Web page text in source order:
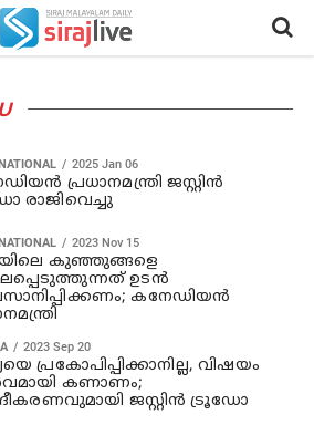
2025 Jan 06
പ്രധാനമന്ത്രി ജസ്റ്റിന്‍
രാജിവെച്ചു
2023 Nov 15
കുഞ്ഞുങ്ങളെ
ഉടന്‍
കനേഡിയന്‍
2023 Sep 20
പ്രകോപിപ്പിക്കാനില്ല, വിഷയം
കണാണം;
ജസ്റ്റിന്‍ ട്രൂഡോ